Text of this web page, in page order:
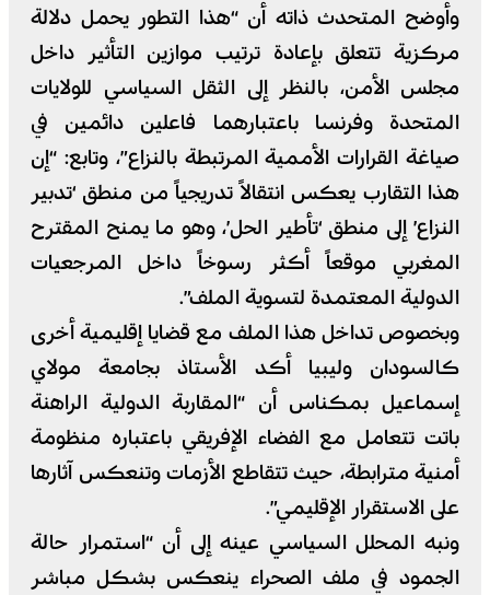
وأوضح المتحدث ذاته أن “هذا التطور يحمل دلالة
مركزية تتعلق بإعادة ترتيب موازين التأثير داخل
مجلس الأمن، بالنظر إلى الثقل السياسي للولايات
المتحدة وفرنسا باعتبارهما فاعلين دائمين في
صياغة القرارات الأممية المرتبطة بالنزاع”، وتابع: “إن
هذا التقارب يعكس انتقالاً تدريجياً من منطق ‘تدبير
النزاع’ إلى منطق ‘تأطير الحل’، وهو ما يمنح المقترح
المغربي موقعاً أكثر رسوخاً داخل المرجعيات
الدولية المعتمدة لتسوية الملف”.
وبخصوص تداخل هذا الملف مع قضايا إقليمية أخرى
كالسودان وليبيا أكد الأستاذ بجامعة مولاي
إسماعيل بمكناس أن “المقاربة الدولية الراهنة
باتت تتعامل مع الفضاء الإفريقي باعتباره منظومة
أمنية مترابطة، حيث تتقاطع الأزمات وتنعكس آثارها
على الاستقرار الإقليمي”.
ونبه المحلل السياسي عينه إلى أن “استمرار حالة
الجمود في ملف الصحراء ينعكس بشكل مباشر